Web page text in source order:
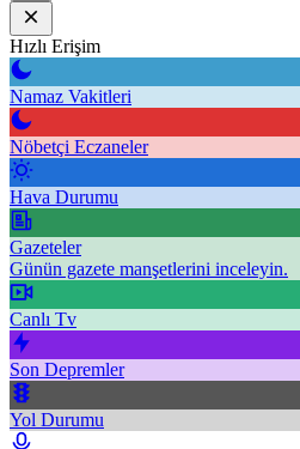
Hızlı Erişim
Namaz Vakitleri
Nöbetçi Eczaneler
Hava Durumu
Gazeteler
Günün gazete manşetlerini inceleyin.
Canlı Tv
Son Depremler
Yol Durumu